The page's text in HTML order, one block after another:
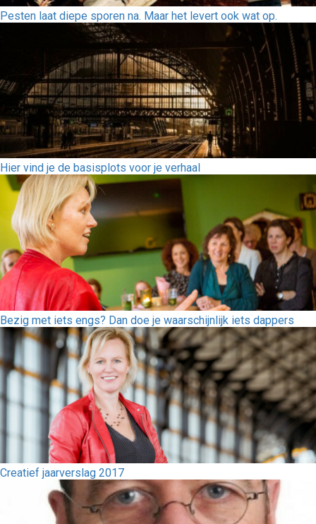
Pesten laat diepe sporen na. Maar het levert ook wat op.
Hier vind je de basisplots voor je verhaal
Bezig met iets engs? Dan doe je waarschijnlijk iets dappers
Creatief jaarverslag 2017